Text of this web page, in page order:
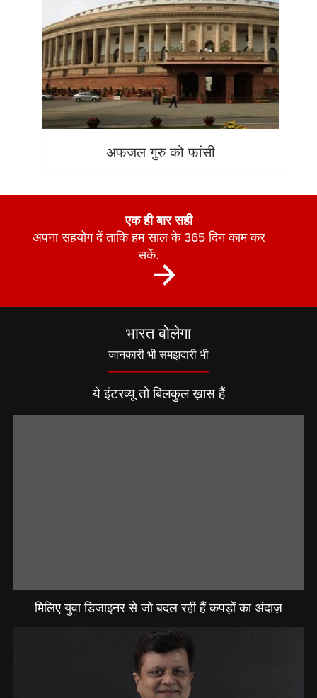
अफजल गुरु को फांसी
एक ही बार सही
अपना सहयोग दें ताकि हम साल के 365 दिन काम कर
सकें.
भारत बोलेगा
जानकारी भी समझदारी भी
ये इंटरव्यू तो बिलकुल ख़ास हैं
मिलिए युवा डिजाइनर से जो बदल रही हैं कपड़ों का अंदाज़